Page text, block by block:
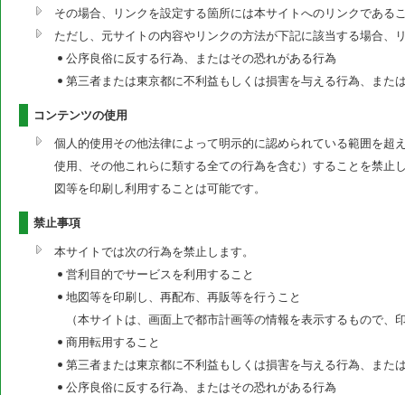
その場合、リンクを設定する箇所には本サイトへのリンクである
ただし、元サイトの内容やリンクの方法が下記に該当する場合、
公序良俗に反する行為、またはその恐れがある行為
第三者または東京都に不利益もしくは損害を与える行為、また
コンテンツの使用
個人的使用その他法律によって明示的に認められている範囲を
使用、その他これらに類する全ての行為を含む）することを禁
図等を印刷し利用することは可能です。
禁止事項
本サイトでは次の行為を禁止します。
営利目的でサービスを利用すること
地図等を印刷し、再配布、再販等を行うこと
（本サイトは、画面上で都市計画等の情報を表示するもので、
商用転用すること
第三者または東京都に不利益もしくは損害を与える行為、また
公序良俗に反する行為、またはその恐れがある行為